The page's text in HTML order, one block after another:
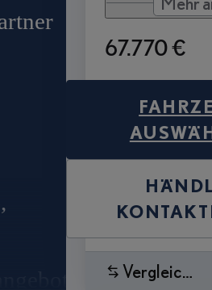
67.770 €
Vergleichen